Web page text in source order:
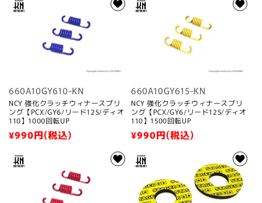
価
価
660A10GY610-KN
NCY 強化クラッチウィナースプリ
ング【PCX/GY6/リード125/ディオ
110】1000回転UP
通
価
¥990円(税込)
660A10GY615-KN
NCY 強化クラッチウィナースプリ
ング【PCX/GY6/リード125/ディオ
110】1500回転UP
通
価
¥990円(税込)